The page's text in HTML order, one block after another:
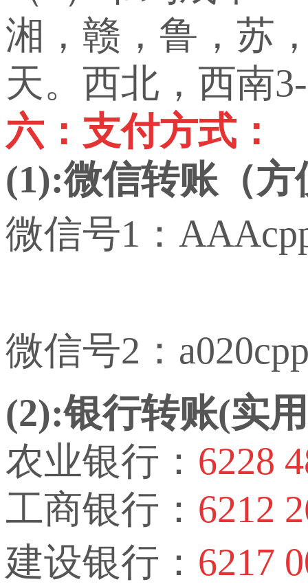
湘，赣，鲁，苏
天。西北，西南
六：支付方式：
(1):微信转账（方
微信号1：
微信号2：
(2):银行转账(实
农业银行： 6228
工商银行： 6212
建设银行： 6217